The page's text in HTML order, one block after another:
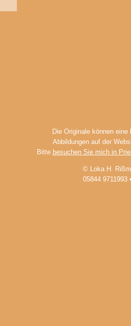
Die Originale können
Abbildungen auf der
Bitte besuchen Sie mich in
© Loka H.
05844 9711993